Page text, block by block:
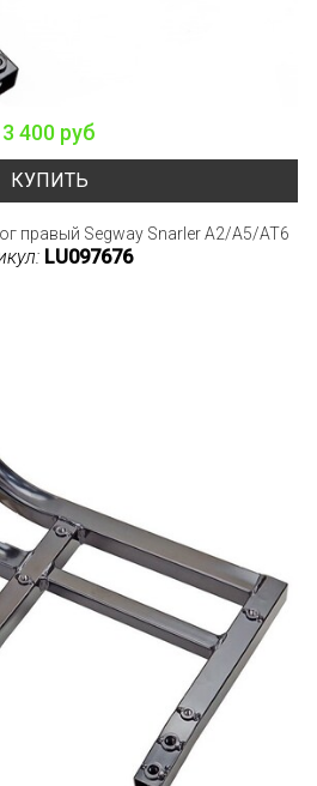
3 400 руб
КУПИТЬ
правый Segway Snarler A2/A5/AT6
LU097676